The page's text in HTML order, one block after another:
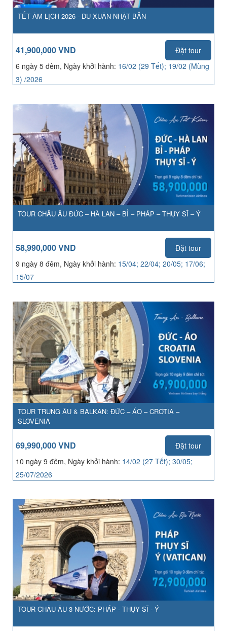
TẾT ÂM LỊCH 2026 - DU XUÂN NHẬT BẢN
41,900,000 VND
Đặt tour
6 ngày 5 đêm, Ngày khởi hành: 16/02 (29 Tết); 19/02 (Mùng
3) /2026
TOUR CHÂU ÂU ĐỨC – HÀ LAN – BỈ – PHÁP – THỤY SĨ – Ý
58,990,000 VND
Đặt tour
9 ngày 8 đêm, Ngày khởi hành: 15/04; 22/04; 20/05; 17/06;
15/07
TOUR TRUNG ÂU & BALKAN: ĐỨC – ÁO – CROTIA –
SLOVENIA
69,990,000 VND
Đặt tour
10 ngày 9 đêm, Ngày khởi hành: 14/02 (27 Tết); 30/05;
25/07/2026
TOUR CHÂU ÂU 3 NƯỚC: PHÁP - THỤY SĨ - Ý